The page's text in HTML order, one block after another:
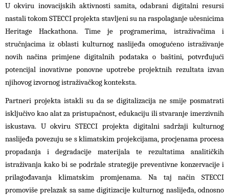
U okviru inovacijskih aktivnosti samita, odabrani digitalni resursi
nastali tokom STECCI projekta stavljeni su na raspolaganje učesnicima
Heritage Hackathona. Time je programerima, istraživačima i
stručnjacima iz oblasti kulturnog naslijeđa omogućeno istraživanje
novih načina primjene digitalnih podataka o baštini, potvrđujući
potencijal inovativne ponovne upotrebe projektnih rezultata izvan
njihovog izvornog istraživačkog konteksta.
Partneri projekta istakli su da se digitalizacija ne smije posmatrati
isključivo kao alat za pristupačnost, edukaciju ili stvaranje imerzivnih
iskustava. U okviru STECCI projekta digitalni sadržaji kulturnog
naslijeđa povezuju se s klimatskim projekcijama, procjenama procesa
propadanja i degradacije materijala te rezultatima analitičkih
istraživanja kako bi se podržale strategije preventivne konzervacije i
prilagođavanja klimatskim promjenama. Na taj način STECCI
promoviše prelazak sa same digitizacije kulturnog naslijeđa, odnosno